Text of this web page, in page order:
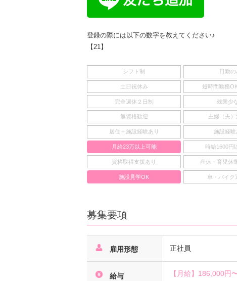
登録の際には以下の数字を教えてください♪
【21】
シフト制 日勤の
土日祝休み 短時間勤務
完全週休２日制 残業少
無資格歓迎 主婦（夫）
居住＋施設経験あり 施設経験
月給23万以上可能 時給1600円
資格取得支援あり 産休・育児休
施設見学OK 車・バイク
募集要項
雇用形態 正社員
給与 【月給】 186,000円